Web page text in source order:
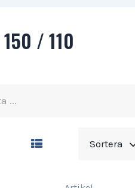
/ 110
Sortera